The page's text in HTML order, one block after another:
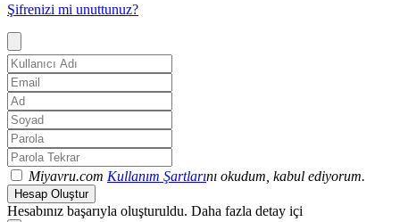
Şifrenizi mi unuttunuz?
Miyavru.com Kullanım Şartlarını okudum, kabul ediyorum.
Hesap Oluştur
Hesabınız başarıyla oluşturuldu. Daha fazla detay içi